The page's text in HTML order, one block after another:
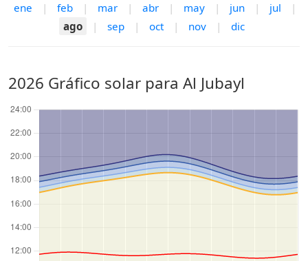
ene | feb | mar | abr | may | jun | jul
|
ago
| sep | oct | nov | dic
2026 Gráfico solar para Al Jubayl